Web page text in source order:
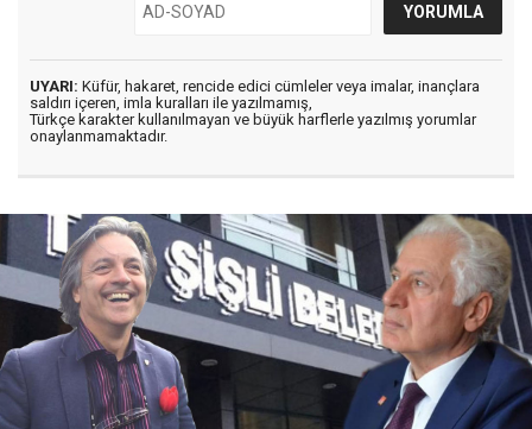
UYARI: Küfür, hakaret, rencide edici cümleler veya imalar, inançlara
saldırı içeren, imla kuralları ile yazılmamış,
Türkçe karakter kullanılmayan ve büyük harflerle yazılmış yorumlar
onaylanmamaktadır.